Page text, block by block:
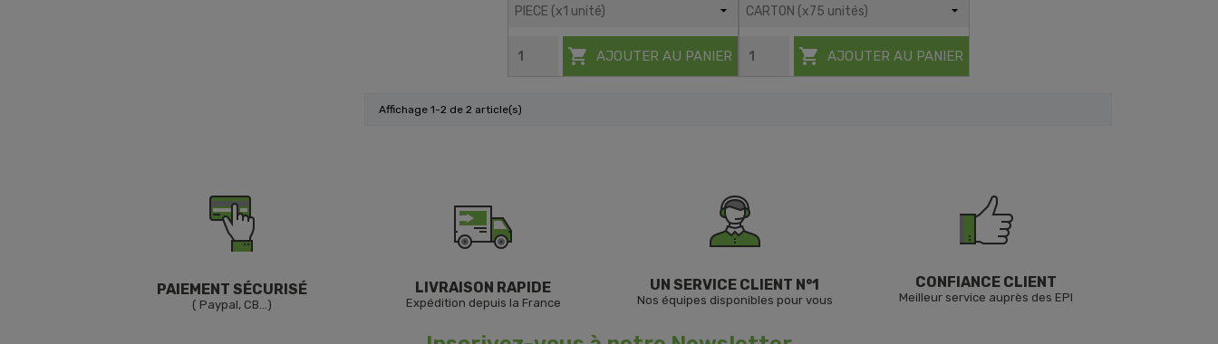
 AJOUTER AU PANIER  AJOUTER AU PANIER
Affichage 1-2 de 2 article(s)
PAIEMENT SÉCURISÉ
( Paypal, CB...)
LIVRAISON RAPIDE
Expédition depuis la France
UN SERVICE CLIENT N°1
Nos équipes disponibles pour vous
CONFIANCE CLIENT
Meilleur service auprès des EPI